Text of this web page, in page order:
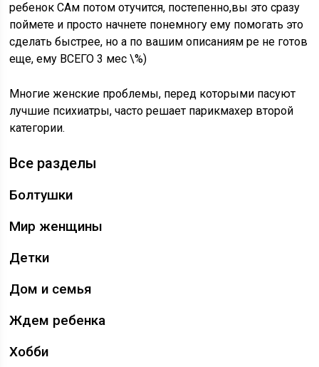
ребенок САм потом отучится, постепенно,вы это сразу
поймете и просто начнете понемногу ему помогать это
сделать быстрее, но а по вашим описаниям ре не готов
еще, ему ВСЕГО 3 мес \%)
Многие женские проблемы, перед которыми пасуют
лучшие психиатры, часто решает парикмахер второй
категории.
Все разделы
Болтушки
Мир женщины
Детки
Дом и семья
Ждем ребенка
Хобби